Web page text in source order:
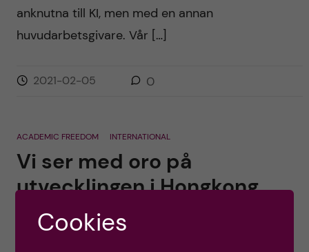
anknutna till KI, men med en annan
huvudarbetsgivare. Vår […]
2021-02-05 0
ACADEMIC FREEDOM INTERNATIONAL
Vi ser med oro på
utvecklingen i Hongkong
Posted byOle Petter Ottersen
Cookies